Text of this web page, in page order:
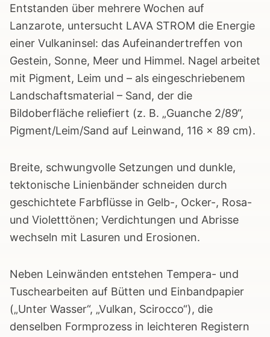
Entstanden über mehrere Wochen auf
Lanzarote, untersucht LAVA STROM die Energie
einer Vulkaninsel: das Aufeinandertreffen von
Gestein, Sonne, Meer und Himmel. Nagel arbeitet
mit Pigment, Leim und – als eingeschriebenem
Landschaftsmaterial – Sand, der die
Bildoberfläche reliefiert (z. B. „Guanche 2/89“,
Pigment/Leim/Sand auf Leinwand, 116 × 89 cm).
Breite, schwungvolle Setzungen und dunkle,
tektonische Linienbänder schneiden durch
geschichtete Farbﬂüsse in Gelb-, Ocker-, Rosa-
und Violetttönen; Verdichtungen und Abrisse
wechseln mit Lasuren und Erosionen.
Neben Leinwänden entstehen Tempera- und
Tuschearbeiten auf Bütten und Einbandpapier
(„Unter Wasser“, „Vulkan, Scirocco“), die
denselben Formprozess in leichteren Registern